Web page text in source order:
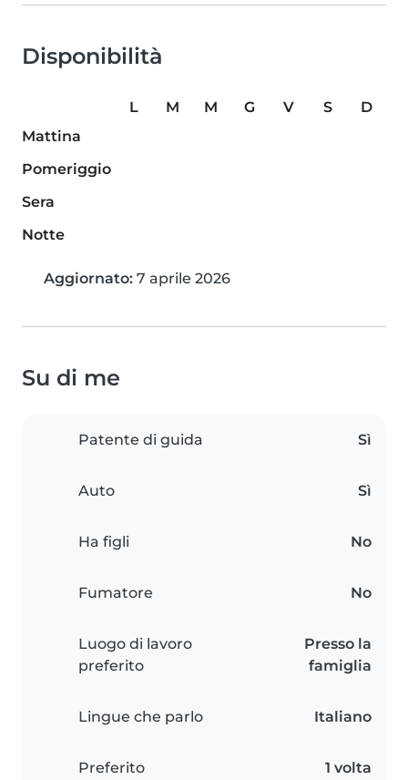
Disponibilità
L M M G V S
D
Mattina
Pomeriggio
Sera
Notte
Aggiornato: 7 aprile 2026
Su di me
Patente di guida Sì
Auto Sì
Ha figli No
Fumatore No
Luogo di lavoro
preferito
Presso la
famiglia
Lingue che parlo Italiano
Preferito 1 volta